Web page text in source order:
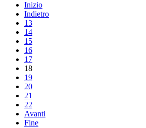
Inizio
Indietro
13
14
15
16
17
18
19
20
21
22
Avanti
Fine